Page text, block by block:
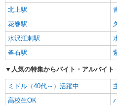
北上駅
花巻駅
水沢江刺駅
釜石駅
人気の特集からバイト・アルバイト
ミドル（40代～）活躍中
高校生OK